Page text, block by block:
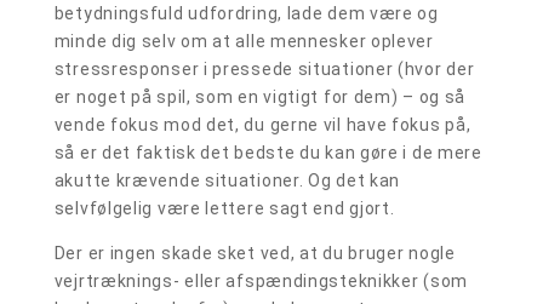
betydningsfuld udfordring, lade dem være og
minde dig selv om at alle mennesker oplever
stressresponser i pressede situationer (hvor der
er noget på spil, som en vigtigt for dem) – og så
vende fokus mod det, du gerne vil have fokus på,
så er det faktisk det bedste du kan gøre i de mere
akutte krævende situationer. Og det kan
selvfølgelig være lettere sagt end gjort.
Der er ingen skade sket ved, at du bruger nogle
vejrtræknings- eller afspændingsteknikker (som